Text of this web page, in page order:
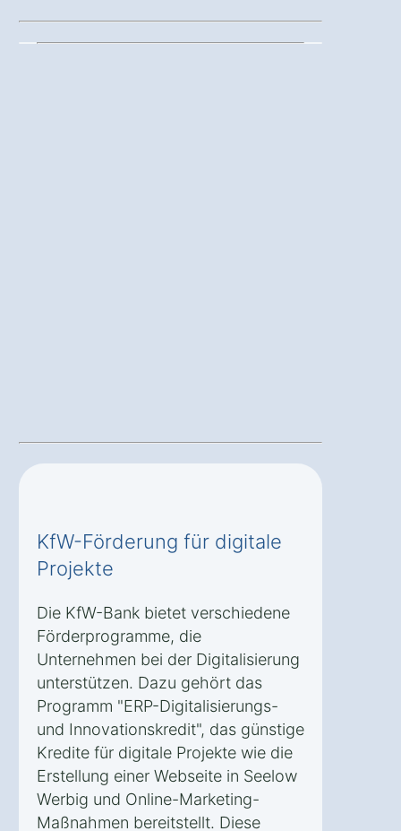
KfW-Förderung für digitale
Projekte
Die KfW-Bank bietet verschiedene
Förderprogramme, die
Unternehmen bei der Digitalisierung
unterstützen. Dazu gehört das
Programm "ERP-Digitalisierungs-
und Innovationskredit", das günstige
Kredite für digitale Projekte wie die
Erstellung einer Webseite in Seelow
Werbig und Online-Marketing-
Maßnahmen bereitstellt. Diese